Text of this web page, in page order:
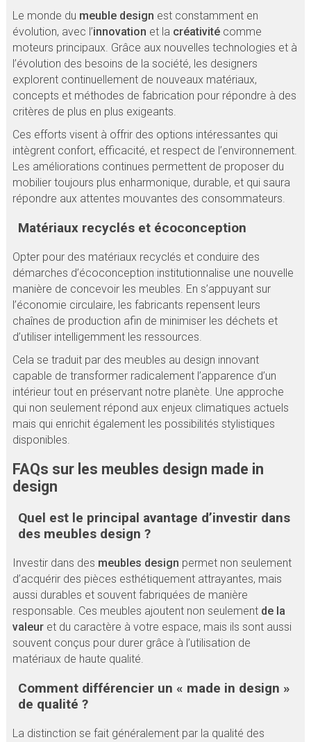
Le monde du meuble design est constamment en
évolution, avec l’innovation et la créativitécomme
moteurs principaux. Grâce aux nouvelles technologies et à
l’évolution des besoins de la société, les designers
explorent continuellement de nouveaux matériaux,
concepts et méthodes de fabrication pour répondre à des
critères de plus en plus exigeants.
Ces efforts visent à offrir des options intéressantes qui
intègrent confort, efficacité, et respect de l’environnement.
Les améliorations continues permettent de proposer du
mobilier toujours plus enharmonique, durable, et qui saura
répondre aux attentes mouvantes des consommateurs.
Matériaux recyclés et écoconception
Opter pour des matériaux recyclés et conduire des
démarches d’écoconception institutionnalise une nouvelle
manière de concevoir les meubles. En s’appuyant sur
l’économie circulaire, les fabricants repensent leurs
chaînes de production afin de minimiser les déchets et
d’utiliser intelligemment les ressources.
Cela se traduit par des meubles au design innovant
capable de transformer radicalement l’apparence d’un
intérieur tout en préservant notre planète. Une approche
qui non seulement répond aux enjeux climatiques actuels
mais qui enrichit également les possibilités stylistiques
disponibles.
FAQs sur les meubles design made in
design
Quel est le principal avantage d’investir dans
des meubles design ?
Investir dans des meubles design permet non seulement
d’acquérir des pièces esthétiquement attrayantes, mais
aussi durables et souvent fabriquées de manière
responsable. Ces meubles ajoutent non seulement de la
valeuret du caractère à votre espace, mais ils sont aussi
souvent conçus pour durer grâce à l’utilisation de
matériaux de haute qualité.
Comment différencier un « made in design »
de qualité ?
La distinction se fait généralement par la qualité des